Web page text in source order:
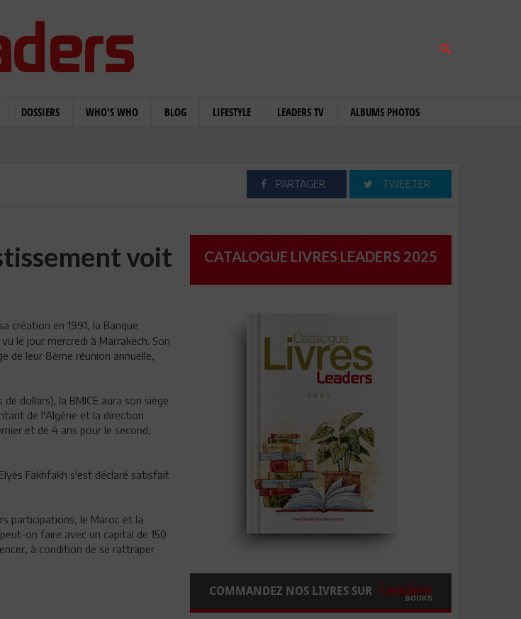
DOSSIERS WHO'S WHO BLOG LIFESTYLE LEADERS TV ALBUMS PHOTOS
PARTAGER TWEETER
voit
création en 1991, la Banque
le jour mercredi à Marrakech. Son
de leur 8ème réunion annuelle,
dollars), la BMICE aura son siège
de l'Algérie et la direction
et de 4 ans pour le second,
Fakhfakh s'est déclaré satisfait
participations, le Maroc et la
on faire avec un capital de 150
à condition de se rattraper
CATALOGUE LIVRES LEADERS 2025
COMMANDEZ NOS LIVRES SUR